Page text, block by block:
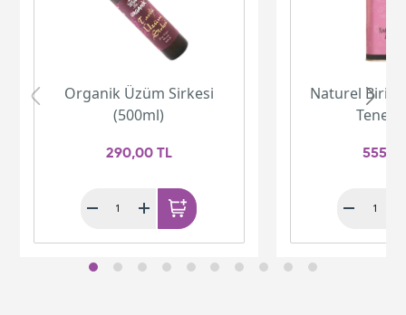
Organik Üzüm Sirkesi
(500ml)
290,00 TL
Naturel